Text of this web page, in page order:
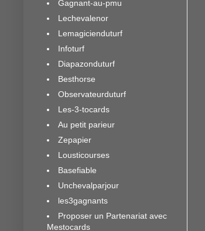
Gagnant-au-pmu
Lechevalenor
Lemagicienduturf
Infoturf
Diapazonduturf
Besthorse
Observateurduturf
Les-3-tocards
Au petit parieur
Zepapier
Lousticourses
Basefiable
Unchevalparjour
les3gagnants
Proposer un Partenariat avec
Mestocards